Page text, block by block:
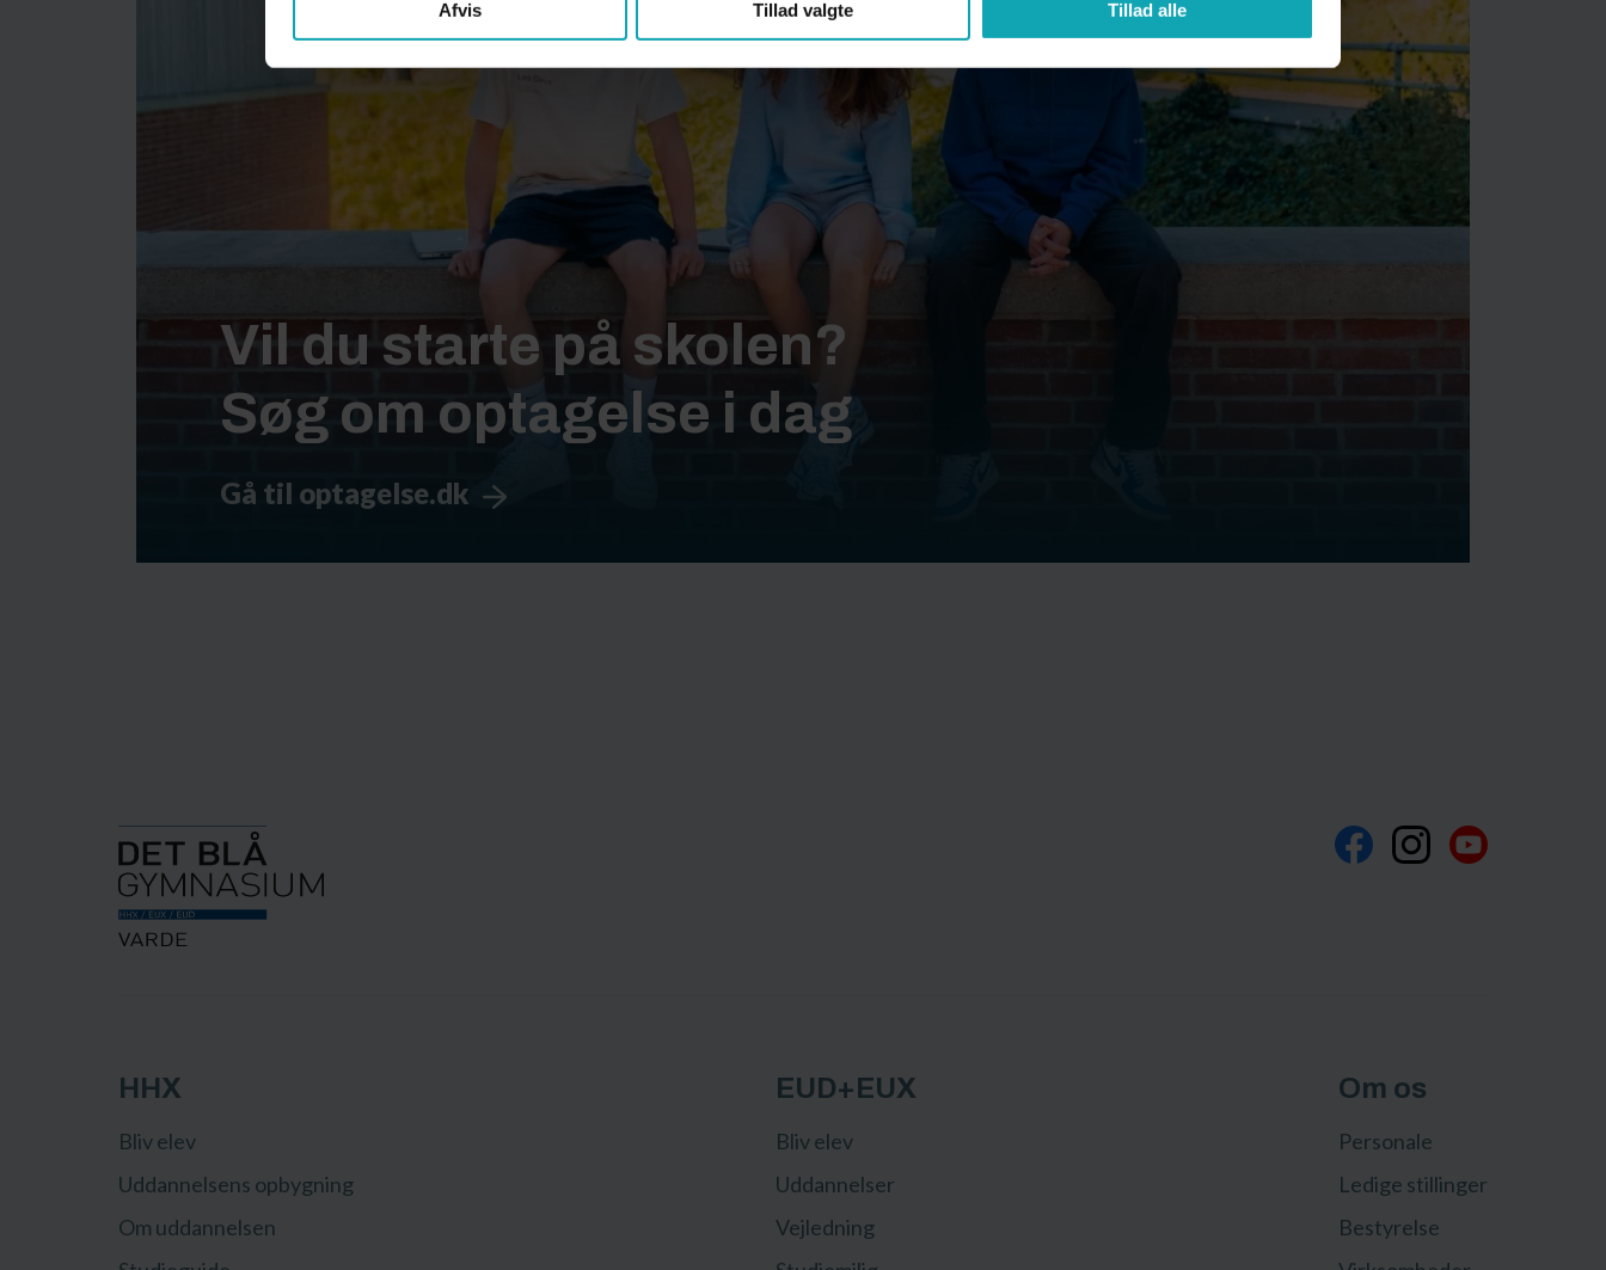
Afvis Tillad valgte Tillad alle
Vil du starte på skolen?
Søg om optagelse i dag
Gå til optagelse.dk
HHX
Bliv elev
Uddannelsens opbygning
Om uddannelsen
EUD+EUX
Bliv elev
Uddannelser
Vejledning
Om os
Personale
Ledige stillinger
Bestyrelse